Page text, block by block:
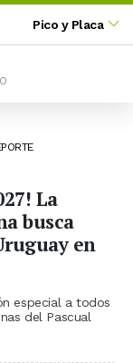
Pico y Placa
La
busca
en
especial a todos
del Pascual